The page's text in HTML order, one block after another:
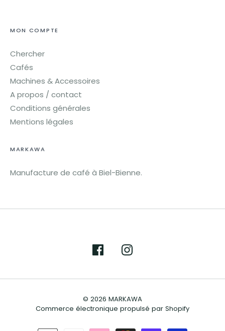
MON COMPTE
Chercher
Cafés
Machines & Accessoires
A propos / contact
Conditions générales
Mentions légales
MARKAWA
Manufacture de café à Biel-Bienne.
© 2026 MARKAWA
Commerce électronique propulsé par Shopify